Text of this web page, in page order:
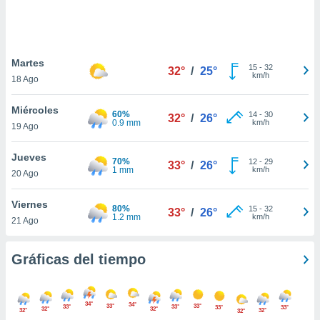
únicos
similares
como
IP
de
traten tus
a lo que
Martes
18 Ago
32° / 25° 15- 32
km/h
Miércoles
19 Ago
60%
0.9 mm
32° / 26° 14- 30
km/h
Jueves
20 Ago
70%
1 mm
33° / 26° 12- 29
km/h
Viernes
21 Ago
80%
1.2 mm
33° / 26° 15- 32
km/h
Gráficas del tiempo
32° 32° 33° 34° 33° 34°
32° 33° 33° 33°
32° 32° 33°